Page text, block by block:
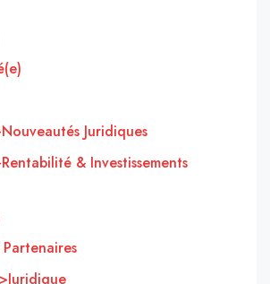
Juridiques
& Investissements